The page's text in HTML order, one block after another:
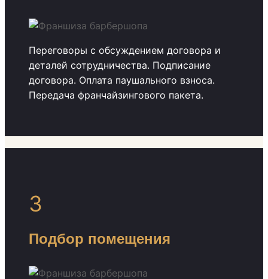
Переговоры с обсуждением договора и
деталей сотрудничества. Подписание
договора. Оплата паушального взноса.
Передача франчайзингового пакета.
3
Подбор помещения